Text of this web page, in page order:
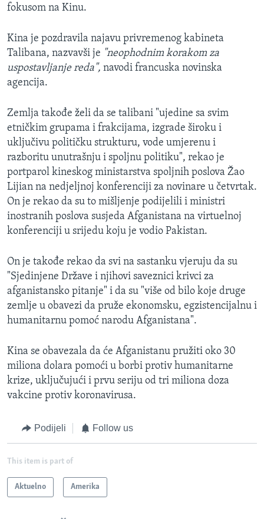
fokusom na Kinu.
Kina je pozdravila najavu privremenog kabineta
Talibana, nazvavši je "neophodnim korakom za
uspostavljanje reda", navodi francuska novinska
agencija.
Zemlja takođe želi da se talibani "ujedine sa svim
etničkim grupama i frakcijama, izgrade široku i
uključivu političku strukturu, vode umjerenu i
razboritu unutrašnju i spoljnu politiku", rekao je
portparol kineskog ministarstva spoljnih poslova Žao
Lijian na nedjeljnoj konferenciji za novinare u četvrtak.
On je rekao da su to mišljenje podijelili i ministri
inostranih poslova susjeda Afganistana na virtuelnoj
konferenciji u srijedu koju je vodio Pakistan.
On je takođe rekao da svi na sastanku vjeruju da su
"Sjedinjene Države i njihovi saveznici krivci za
afganistansko pitanje" i da su "više od bilo koje druge
zemlje u obavezi da pruže ekonomsku, egzistencijalnu i
humanitarnu pomoć narodu Afganistana".
Kina se obavezala da će Afganistanu pružiti oko 30
miliona dolara pomoći u borbi protiv humanitarne
krize, uključujući i prvu seriju od tri miliona doza
vakcine protiv koronavirusa.
Podijeli Follow us
This item is part of
Aktuelno Amerika